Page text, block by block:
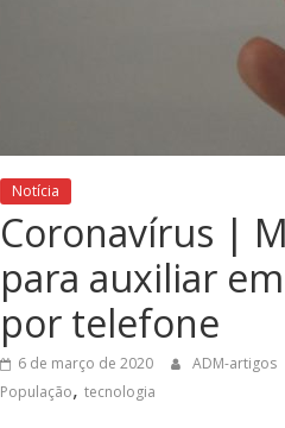
Notícia
Coronavírus |
para auxiliar
por telefone
6 de março de 2020 ADM-artigos
População, tecnologia